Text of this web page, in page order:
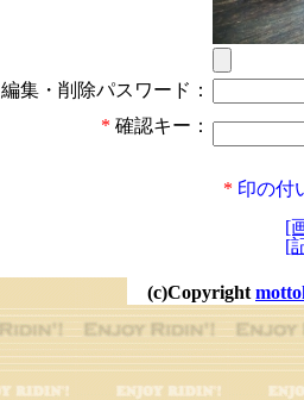
編集・削除パスワード：
* 確認キー：
* 印の付
[
[
(c)Copyright